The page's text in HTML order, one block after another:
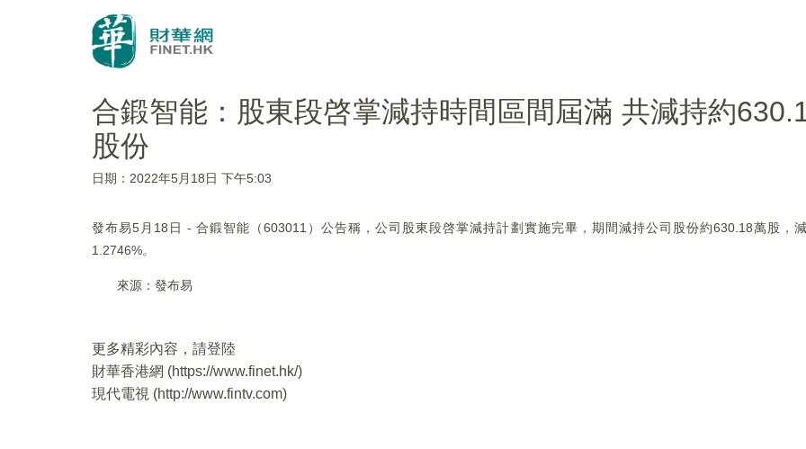
合鍛智能：股東段啓掌減持時間區間屆滿 共減持約
股份
日期：2022年5月18日 下午5:03
發布易5月18日 - 合鍛智能（603011）公告稱，公司股東段啓掌減持計劃實施完畢，期間減持公司股份約630.18萬股，
1.2746%。
來源：發布易
更多精彩內容，請登陸
財華香港網 (https://www.finet.hk/)
現代電視 (http://www.fintv.com)